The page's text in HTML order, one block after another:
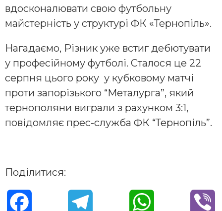
вдосконалювати свою футбольну
майстерність у структурі ФК «Тернопіль».
Нагадаємо, Різник уже встиг дебютувати
у професійному футболі. Сталося це 22
серпня цього року у кубковому матчі
проти запорізького “Металурга”, який
тернополяни виграли з рахунком 3:1,
повідомляє прес-служба ФК “Тернопіль”.
Поділитися: